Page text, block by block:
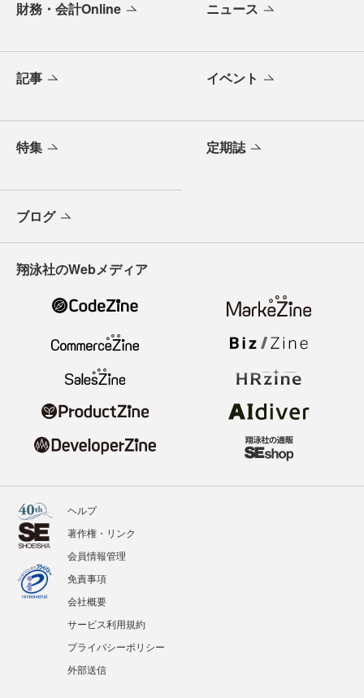
財務・会計Online ニュース
記事 イベント
特集 定期誌
ブログ
翔泳社のWebメディア
ヘルプ
著作権・リンク
会員情報管理
免責事項
会社概要
サービス利用規約
プライバシーポリシー
外部送信